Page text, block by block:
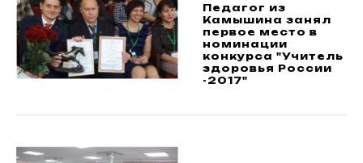
Педагог из
Камышина занял
первое место в
номинации
конкурса "Учитель
здоровья России
-2017"